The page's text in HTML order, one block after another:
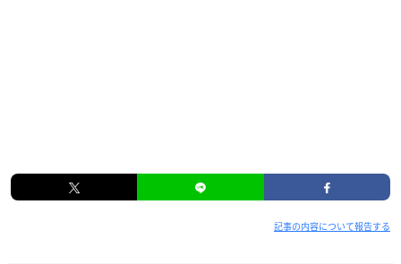
記事の内容について報告する